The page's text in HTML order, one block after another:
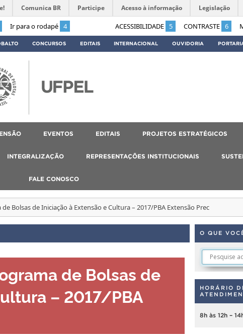
Ir para o rodapé 4 ACESSIBILIDADE 5 CONTRASTE 6
Comunica BR Participe Acesso à informação Legislação
CONCURSOS EDITAIS INTERNACIONAL OUVIDORIA
EVENTOS EDITAIS PROJETOS ESTRATÉGICOS
INTEGRALIZAÇÃO REPRESENTAÇÕES INSTITUCIONAIS
FALE CONOSCO
de Bolsas de Iniciação à Extensão e Cultura – 2017/PBA Extensão Prec
de Bolsas de
– 2017/PBA
O QUE
HORÁRIO
8h às 12h –